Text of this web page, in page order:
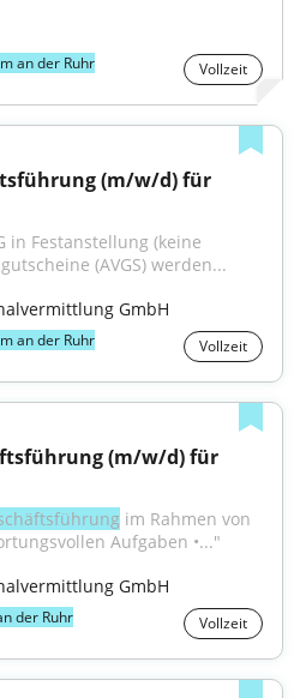
an der Ruhr Vollzeit
(m/w/d) für
in Festanstellung (keine
(AVGS) werden...
GmbH
an der Ruhr Vollzeit
(m/w/d) für
im Rahmen von
Aufgaben •..."
GmbH
der Ruhr Vollzeit